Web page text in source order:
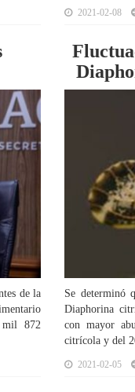
2021-02-08
de la
mil 872
Se determinó
Diaphorina
con mayor
citrícola y del
2021-02-05